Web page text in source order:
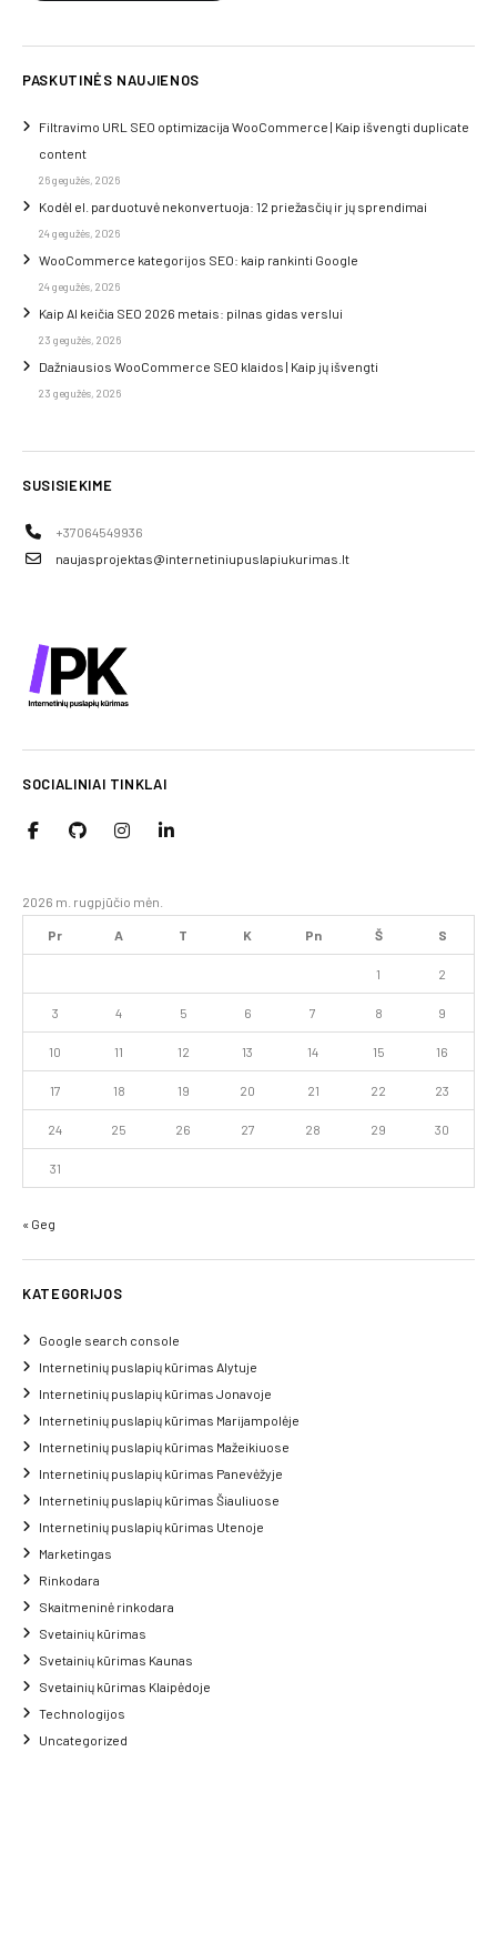
PASKUTINĖS NAUJIENOS
Filtravimo URL SEO optimizacija WooCommerce | Kaip išvengti duplicate
content
26 gegužės, 2026
Kodėl el. parduotuvė nekonvertuoja: 12 priežasčių ir jų sprendimai
24 gegužės, 2026
WooCommerce kategorijos SEO: kaip rankinti Google
24 gegužės, 2026
Kaip AI keičia SEO 2026 metais: pilnas gidas verslui
23 gegužės, 2026
Dažniausios WooCommerce SEO klaidos | Kaip jų išvengti
23 gegužės, 2026
SUSISIEKIME
+37064549936
naujasprojektas@internetiniupuslapiukurimas.lt
SOCIALINIAI TINKLAI
2026 m. rugpjūčio mėn.
Pr A T K Pn Š S
1 2
3 4 5 6 7 8 9
10 11 12 13 14 15 16
17 18 19 20 21 22 23
24 25 26 27 28 29 30
31
« Geg
KATEGORIJOS
Google search console
Internetinių puslapių kūrimas Alytuje
Internetinių puslapių kūrimas Jonavoje
Internetinių puslapių kūrimas Marijampolėje
Internetinių puslapių kūrimas Mažeikiuose
Internetinių puslapių kūrimas Panevėžyje
Internetinių puslapių kūrimas Šiauliuose
Internetinių puslapių kūrimas Utenoje
Marketingas
Rinkodara
Skaitmeninė rinkodara
Svetainių kūrimas
Svetainių kūrimas Kaunas
Svetainių kūrimas Klaipėdoje
Technologijos
Uncategorized